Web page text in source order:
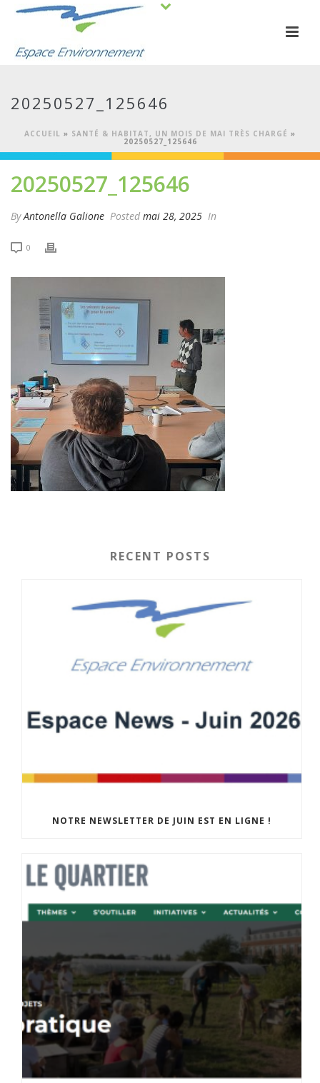
20250527_125646
ACCUEIL » SANTÉ & HABITAT, UN MOIS DE MAI TRÈS CHARGÉ »
20250527_125646
20250527_125646
ByAntonella Galione Posted mai 28, 2025 In
0
RECENT POSTS
NOTRE NEWSLETTER DE JUIN EST EN LIGNE !